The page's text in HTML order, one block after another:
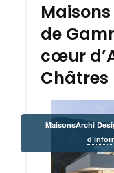
de
cœur
Châtres
MaisonsArchi